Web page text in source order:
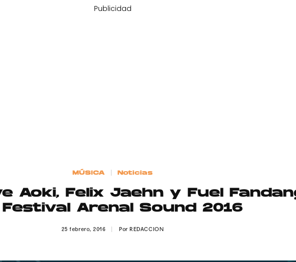
Publicidad
MÚSICA Noticias
Aoki, Felix Jaehn y Fuel
Festival Arenal Sound 2016
25 febrero, 2016 PorREDACCION